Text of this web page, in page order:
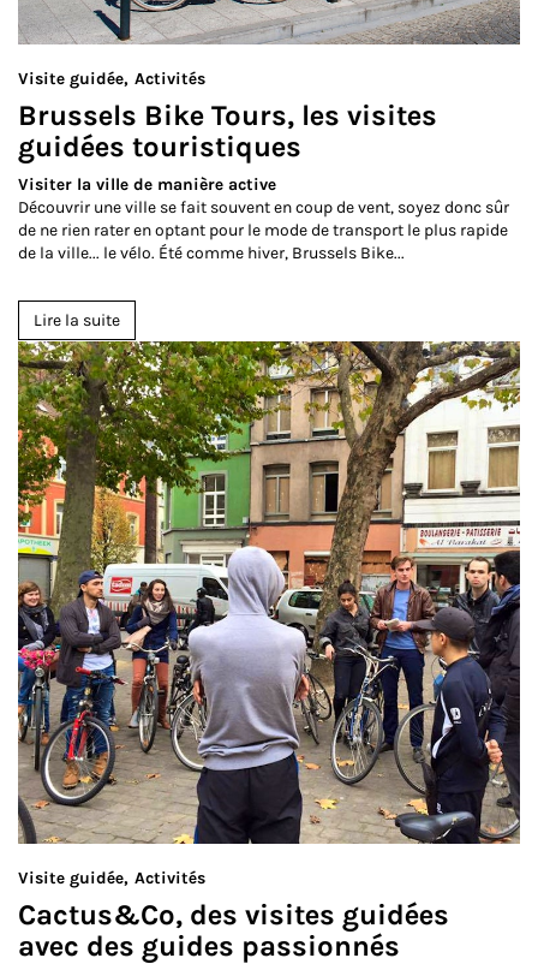
Visite guidée Activités
Brussels Bike Tours, les visites
guidées touristiques
Visiter la ville de manière active
Découvrir une ville se fait souvent en coup de vent, soyez donc sûr
de ne rien rater en optant pour le mode de transport le plus rapide
de la ville... le vélo. Été comme hiver, Brussels Bike...
Lire la suite
Visite guidée Activités
Cactus&Co, des visites guidées
avec des guides passionnés